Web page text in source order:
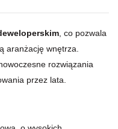
, co pozwala
aranżację wnętrza.
rozwiązania
przez lata.